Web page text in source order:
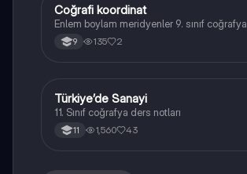
Coğrafya
Coğrafi koordinat
Enlem boylam meridyenler 9. sınıf coğrafya
9 135 2
Coğrafya
Türkiye’de Sanayi
11. Sınıf coğrafya ders notları
11 1,560 43